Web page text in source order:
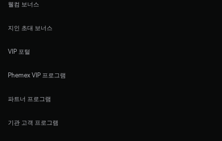
웰컴 보너스
지인 초대 보너스
VIP 포털
Phemex VIP 프로그램
파트너 프로그램
기관 고객 프로그램